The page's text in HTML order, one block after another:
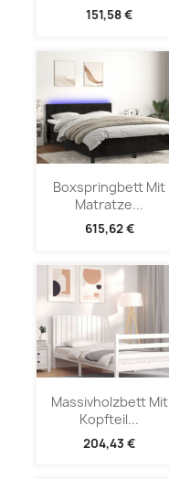
151,58 €
Boxspringbett Mit
Matratze...
615,62 €
Massivholzbett Mit
Kopfteil...
204,43 €